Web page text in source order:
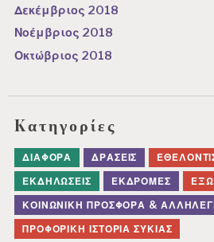
Δεκέμβριος 2018
Νοέμβριος 2018
Οκτώβριος 2018
Kατηγορίες
ΔΙΆΦΟΡΑ ΔΡΆΣΕΙΣ
ΕΚΔΗΛΏΣΕΙΣ
ΕΚΔΡΟΜΈΣ
ΚΟΙΝΩΝΙΚΉ ΠΡΟΣΦΟΡΆ &
ΠΡΟΦΟΡΙΚΉ ΙΣΤΟΡΊΑ ΣΥΚΙΆΣ